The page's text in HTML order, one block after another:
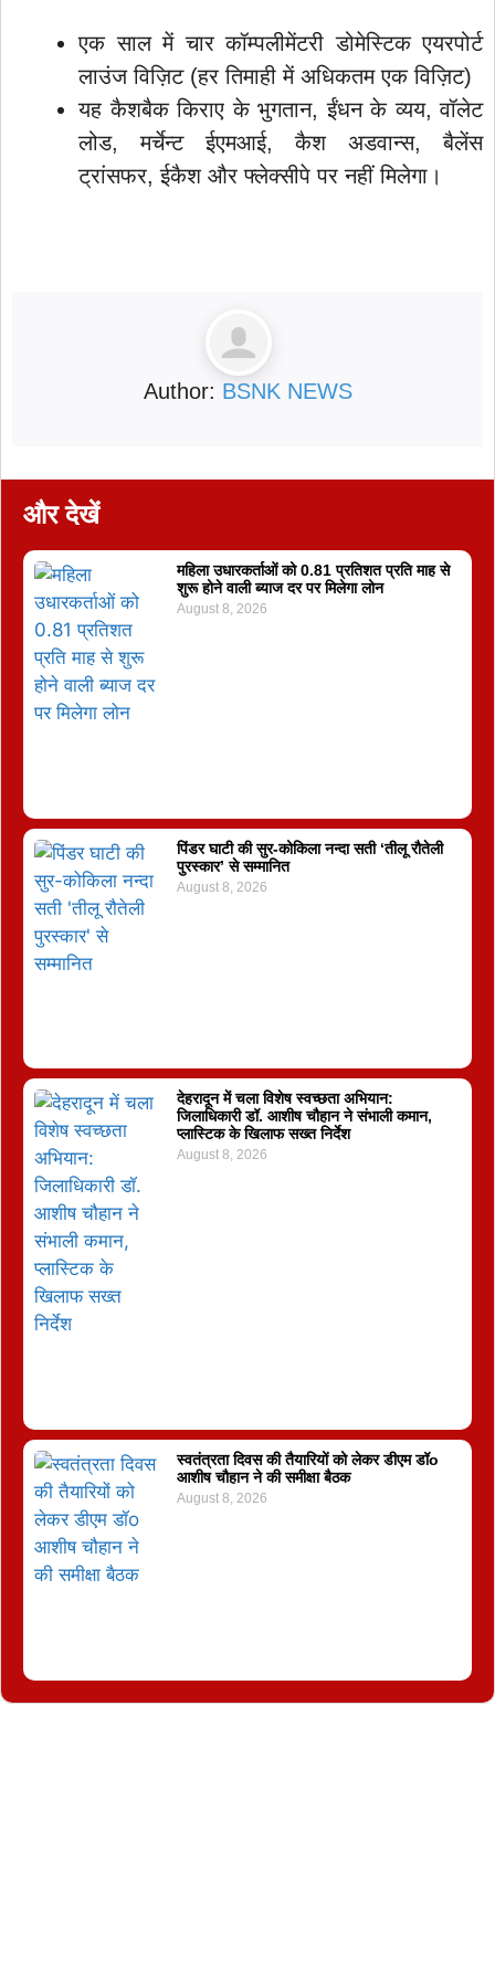
एक साल में चार कॉम्पलीमेंटरी डोमेस्टिक एयरपोर्ट
लाउंज विज़िट (हर तिमाही में अधिकतम एक विज़िट)
यह कैशबैक किराए के भुगतान, ईंधन के व्यय, वॉलेट
लोड, मर्चेन्ट ईएमआई, कैश अडवान्स, बैलेंस
ट्रांसफर, ईकैश और फ्लेक्सीपे पर नहीं मिलेगा।
Author: BSNK NEWS
और देखें
महिला उधारकर्ताओं को 0.81 प्रतिशत प्रति माह से
शुरू होने वाली ब्याज दर पर मिलेगा लोन
August 8, 2026
पिंडर घाटी की सुर-कोकिला नन्दा सती ‘तीलू रौतेली
पुरस्कार’ से सम्मानित
August 8, 2026
देहरादून में चला विशेष स्वच्छता अभियान:
जिलाधिकारी डॉ. आशीष चौहान ने संभाली कमान,
प्लास्टिक के खिलाफ सख्त निर्देश
August 8, 2026
स्वतंत्रता दिवस की तैयारियों को लेकर डीएम डॉo
आशीष चौहान ने की समीक्षा बैठक
August 8, 2026